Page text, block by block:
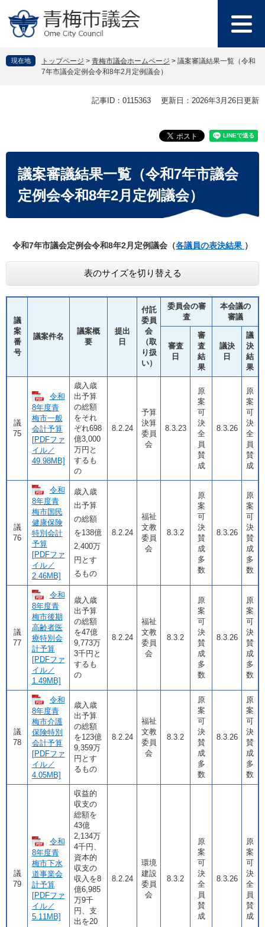
先
頭
を
飛
現在地 トップページ > 青梅市議会ホームページ > 議案審議結果一覧（令和
7年市議会定例会令和8年2月定例議会）
記事ID：0115363 更新日：2026年3月26日更新
議案審議結果一覧（令和7年市議会
定例会令和8年2月定例議会）
令和7年市議会定例会令和8年2月定例議会（各議員の表決結果 ）
表のサイズを切り替える
議
案
番
号
議案件名
議案概
要
提出
日
付託
委員
会
（取
り扱
い）
委員会の審
査
本会議の
審議
審査
日
審
査
結
果
議決
日
議
決
結
果
議
75
令和
8年度青
梅市一般
会計予算
[PDFファ
イル／
49.98MB]
歳入歳
出予算
の総額
をそれ
ぞれ698
億3,000
万円と
するも
の
8.2.24
予算
決算
委員
会
8.3.23
原
案
可
決
全
員
賛
成
8.3.26
原
案
可
決
全
員
賛
成
議
76
令和
8年度青
梅市国民
健康保険
特別会計
予算
[PDFファ
イル／
2.46MB]
歳入歳
出予算
の総額
を138億
2,400万
円とす
るもの
8.2.24
福祉
文教
委員
会
8.3.2
原
案
可
決
賛
成
多
数
8.3.26
原
案
可
決
賛
成
多
数
議
77
令和
8年度青
梅市後期
高齢者医
療特別会
計予算
[PDFファ
イル／
1.49MB]
歳入歳
出予算
の総額
を47億
9,773万
3千円と
するも
の
8.2.24
福祉
文教
委員
会
8.3.2
原
案
可
決
賛
成
多
数
8.3.26
原
案
可
決
賛
成
多
数
議
78
令和
8年度青
梅市介護
保険特別
会計予算
[PDFファ
イル／
4.05MB]
歳入歳
出予算
の総額
を123億
9,359万
円とす
るもの
8.2.24
福祉
文教
委員
会
8.3.2
原
案
可
決
賛
成
多
数
8.3.26
原
案
可
決
賛
成
多
数
議
79
令和
8年度青
梅市下水
道事業会
計予算
[PDFファ
イル／
5.11MB]
収益的
収支の
総額を
43億
2,134万
4千円、
資本的
収支の
収入を8
億6,985
万9千
円、支
出を20
8.2.24
環境
建設
委員
会
8.3.2
原
案
可
決
全
員
賛
成
8.3.26
原
案
可
決
全
員
賛
成